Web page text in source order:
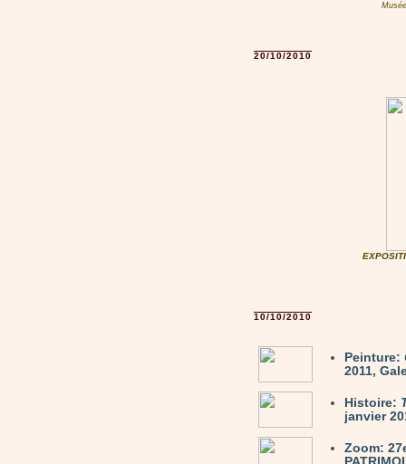
20/10/2010
10/10/2010
Peinture:
2011,
Histoire:
janvier
Zoom: